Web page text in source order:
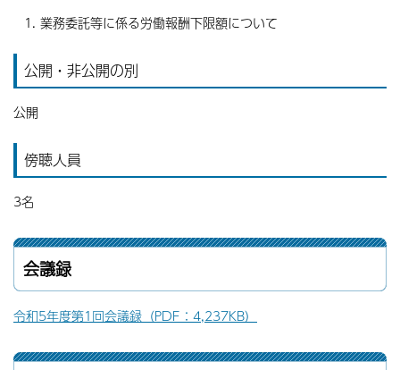
業務委託等に係る労働報酬下限額について
公開・非公開の別
公開
傍聴人員
3名
会議録
令和5年度第1回会議録（PDF：4,237KB）